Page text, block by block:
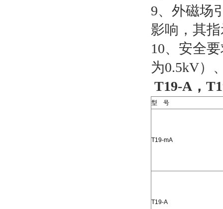
9、外磁场
影响，其
10、安全
为0.5kV）
T19-A，
型 号
T19-mA
T19-A